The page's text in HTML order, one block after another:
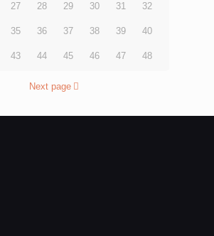
27 28 29 30 31 32
35 36 37 38 39 40
43 44 45 46 47 48
Next page